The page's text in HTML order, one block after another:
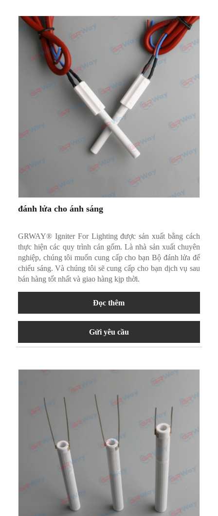
đánh lửa cho ánh sáng
GRWAY® Igniter For Lighting được sản xuất bằng cách
thực hiện các quy trình cán gốm. Là nhà sản xuất chuyên
nghiệp, chúng tôi muốn cung cấp cho bạn Bộ đánh lửa để
chiếu sáng. Và chúng tôi sẽ cung cấp cho bạn dịch vụ sau
bán hàng tốt nhất và giao hàng kịp thời.
Đọc thêm
Gửi yêu cầu